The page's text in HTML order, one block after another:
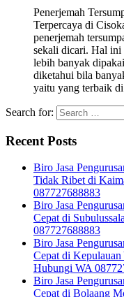
Penerjemah
Terpercaya di
penerjemah
sekali dicari. Hal ini
lebih banyak
diketahui bila
yaitu yang terbaik
Search for:
Recent Posts
Biro Jasa
Tidak Ribet di
087727688883
Biro Jasa
Cepat di
087727688883
Biro Jasa
Cepat di
Hubungi WA
Biro Jasa
Cepat di Bolaang